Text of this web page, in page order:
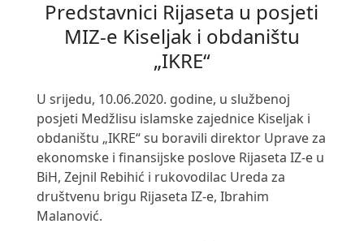
Predstavnici Rijaseta u posjeti
MIZ-e Kiseljak i obdaništu
„IKRE“
U srijedu, 10.06.2020. godine, u službenoj
posjeti Medžlisu islamske zajednice Kiseljak i
obdaništu „IKRE“ su boravili direktor Uprave za
ekonomske i finansijske poslove Rijaseta IZ-e u
BiH, Zejnil Rebihić i rukovodilac Ureda za
društvenu brigu Rijaseta IZ-e, Ibrahim
Malanović.